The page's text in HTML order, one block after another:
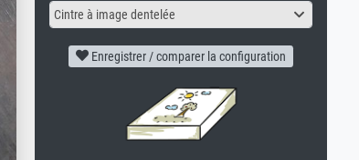
Cintre à image dentelée
Enregistrer / comparer la configuration